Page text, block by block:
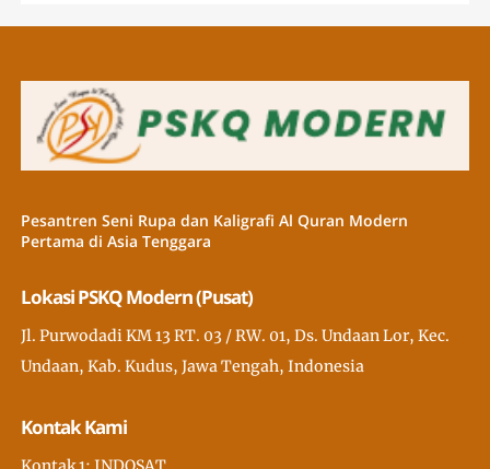
Pesantren Seni Rupa dan Kaligrafi Al Quran Modern
Pertama di Asia Tenggara
Lokasi PSKQ Modern (Pusat)
Jl. Purwodadi KM 13 RT. 03 / RW. 01, Ds. Undaan Lor, Kec.
Undaan, Kab. Kudus, Jawa Tengah, Indonesia
Kontak Kami